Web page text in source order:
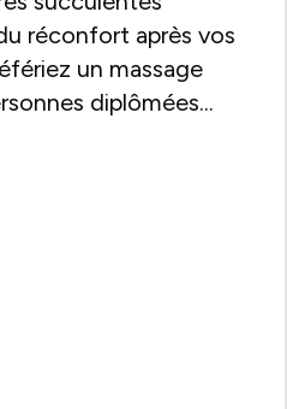
réconfort après vos
un massage
diplômées...